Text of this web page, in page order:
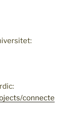
connecte